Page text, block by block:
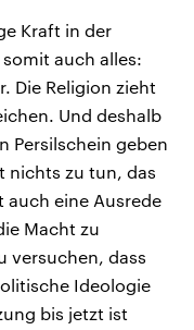
Kraft in der
auch alles:
Die Religion zieht
Und deshalb
Persilschein geben
nichts zu tun, das
auch eine Ausrede
Macht zu
versuchen, dass
Ideologie
bis jetzt ist